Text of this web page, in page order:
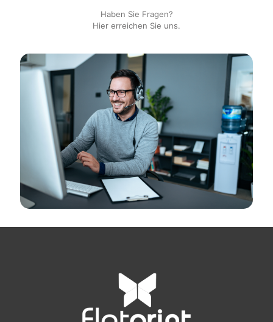
Haben Sie Fragen?
Hier erreichen Sie uns.